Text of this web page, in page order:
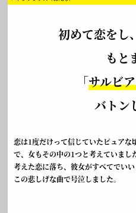
初めて恋をし
もと
「サルビ
バトン
恋は1度だけって信じていたピュア
で、女もその中の1つと考えていまし
考えた恋に落ち、彼女がすべてでい
この悲しげな曲で号泣しました。